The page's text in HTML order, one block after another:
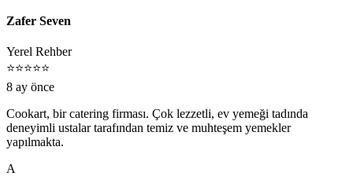
Zafer Seven
Yerel Rehber
⭐⭐⭐⭐⭐
8 ay önce
Cookart, bir catering firması. Çok lezzetli, ev yemeği tadında
deneyimli ustalar tarafından temiz ve muhteşem yemekler
yapılmakta.
A